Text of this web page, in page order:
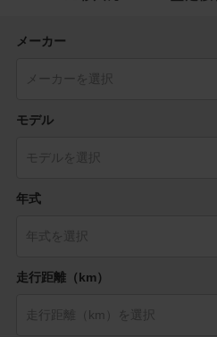
メーカー
モデル
年式
走行距離（km）